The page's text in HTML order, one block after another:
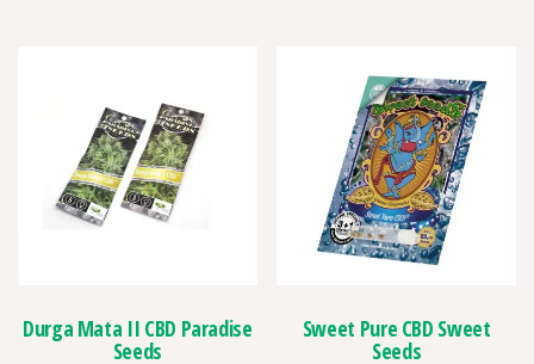
Durga Mata II CBD Paradise
Seeds
Sweet Pure CBD Sweet
Seeds